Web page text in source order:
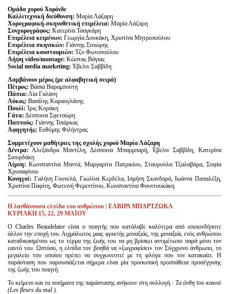
Ομάδα χορού Χορόνδε
Καλλιτεχνική διεύθυνση: Μαρία Λάζαρη
Χορογραφική-σκηνοθετική επιμέλεια: Μαρία Λάζαρη
Συνχορογράφος: Κατερίνα Τσαγκάρη
Επιμέλεια κειμένων: Γεωργία Δουκάκη, Χριστίνα Μητροπούλου
Επιμέλεια σκηνικών: Γιάννης Σινιώρης
Επιμέλεια κουστουμιών: Τζο Φωτοπούλου
Λήψη video/montage: Κώστας Βάγιας
Social media marketing:Έβελιν Σαββίδη
Λαμβάνουν μέρος (με αλφαβητική σειρά)
Πέτρος: Βάσια Βαραμπούτη
Πάπια: Λία Γαλάνη
Λύκος: Βασίλης Καραογλάνης
Πουλί: Ίρις Κοράκη
Γάτα: Δέσποινα Σφετσώρη
Παππούς: Γιάννης Τσιάρκας
Αφηγητής: Ευθύμης Φιλήντρας
Συμμετέχουν μαθήτριες της σχολής χορού Μαρία Λάζαρη
Δέντρα: Αλεξάνδρα Μαντέλη, Δέσποινα Μπαρμπαρή, Έβελιν Σαββίδη, Κατερίνα
Σιουρδάκη
Λίμνη: Κωνσταντίνα Μαντά, Μαργαρίτα Πατρικίου, Σταυρούλα Τζαλαβάρα, Σοφία
Χρυσαφίνου
Κυνηγοί: Γαλήνη Γουνελά, Γιωλίνα Κερδέλα, Ισμήνη Σκανδαρά, Ιωάννα Παπαλέξη,
Χριστίνα Παφίτη, Φωτεινή Φερεντίνου, Κωνσταντίνα Φουντουκάκη
Η λανθάνουσα ελπίδα του ανθρώπου | ΕΛΒΙΡΑ ΜΠΑΡΤΖΩΚΑ
KΥΡΙΑΚΗ 15, 22, 29 ΜΑΪΟΥ
Ο Charles Beaudelaire είναι ο ποιητής που κατάλαβε καλύτερα από οποιονδήποτε
άλλον την εποχή του. Αιχμάλωτος μιας φρικτής μοναξιάς, της μοναξιάς ενός ανθρώπου
καταδικασμένου ως το τέρμα της ζωής του να μη βρίσκει αντιμέτωπο παρά μόνο τον
εαυτό του. Ωστόσο, η ελπίδα τον βοηθά να «ζωγραφίσει» τον Σύγχρονο άνθρωπο, το
μεγαλείο του οποίου πρέπει να συγχωνευτεί με τη φλόγα που τον κατακαίει. H
παράσταση που παρουσιάζεται σήμερα είναι μία προσωπική προσπάθεια προσέγγισης
της ζωής του ποιητή.
Το κείμενο και τα ποιήματα της παράστασης ανήκουν στη συλλογή : Τα άνθη του κακού
(Les fleurs du mal ).